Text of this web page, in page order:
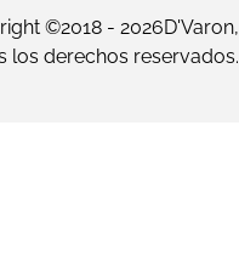
©2018 - 2026D'Varon,
los derechos reservados.